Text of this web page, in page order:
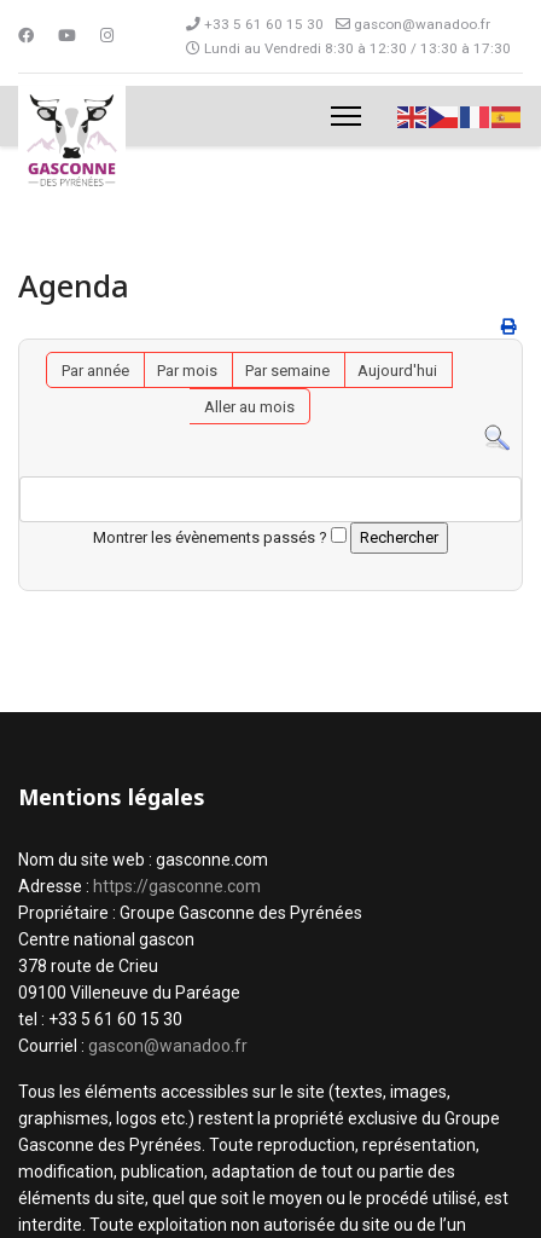
+33 5 61 60 15 30
gascon@wanadoo.fr
Lundi au Vendredi 8:30 à 12:30 / 13:30 à 17:30
Agenda
Par année Par mois Par semaine
Aujourd'hui
Aller au mois
Montrer les évènements passés ?
Mentions légales
Nom du site web : gasconne.com
Adresse : https://gasconne.com
Propriétaire : Groupe Gasconne des Pyrénées
Centre national gascon
378 route de Crieu
09100 Villeneuve du Paréage
tel : +33 5 61 60 15 30
Courriel : gascon@wanadoo.fr
Tous les éléments accessibles sur le site (textes, images,
graphismes, logos etc.) restent la propriété exclusive du Groupe
Gasconne des Pyrénées. Toute reproduction, représentation,
modification, publication, adaptation de tout ou partie des
éléments du site, quel que soit le moyen ou le procédé utilisé, est
interdite. Toute exploitation non autorisée du site ou de l’un